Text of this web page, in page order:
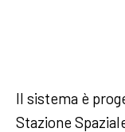
Il sistema è
Stazione